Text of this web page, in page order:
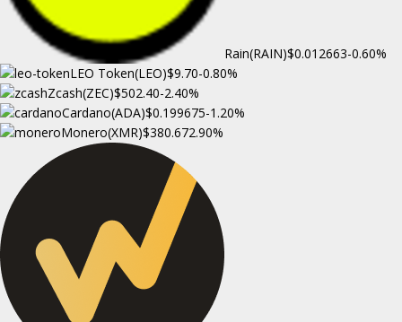
Rain(RAIN)$0.012663-0.60%
LEO Token(LEO)$9.70-0.80%
Zcash(ZEC)$502.40-2.40%
Cardano(ADA)$0.199675-1.20%
Monero(XMR)$380.672.90%